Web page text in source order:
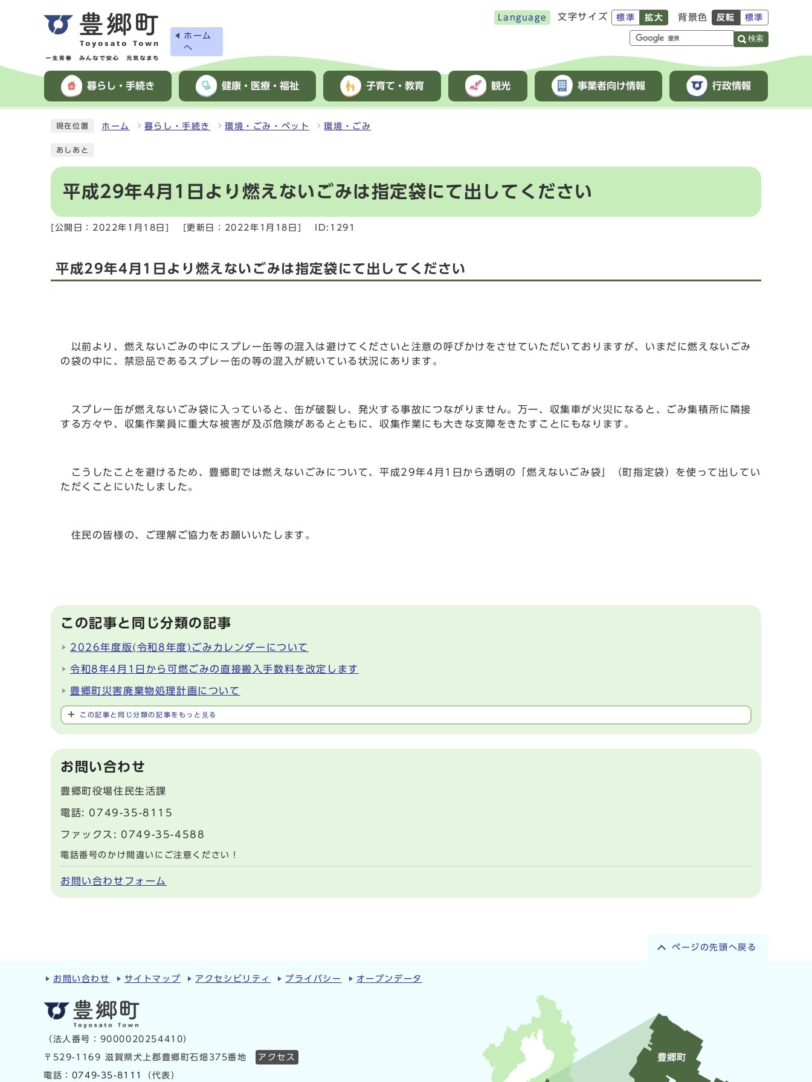
ホーム
へ
Language 文字サイズ 標準 拡大 背景色 反転 標準
検索
暮らし・手続き 健康・医療・福祉 子育て・教育 観光 事業者向け情報 行政情報
現在位置 ホーム 暮らし・手続き 環境・ごみ・ペット 環境・ごみ
あしあと
平成29年4月1日より燃えないごみは指定袋にて出してください
[公開日：2022年1月18日] [更新日：2022年1月18日] ID:1291
平成29年4月1日より燃えないごみは指定袋にて出してください
以前より、燃えないごみの中にスプレー缶等の混入は避けてくださいと注意の呼びかけをさせていただいておりますが、いまだに燃えないごみ
の袋の中に、禁忌品であるスプレー缶の等の混入が続いている状況にあります。
スプレー缶が燃えないごみ袋に入っていると、缶が破裂し、発火する事故につながりません。万一、収集車が火災になると、ごみ集積所に隣接
する方々や、収集作業員に重大な被害が及ぶ危険があるとともに、収集作業にも大きな支障をきたすことにもなります。
こうしたことを避けるため、豊郷町では燃えないごみについて、平成29年4月1日から透明の「燃えないごみ袋」（町指定袋）を使って出してい
ただくことにいたしました。
住民の皆様の、ご理解ご協力をお願いいたします。
この記事と同じ分類の記事
2026年度版(令和8年度)ごみカレンダーについて
令和8年4月1日から可燃ごみの直接搬入手数料を改定します
豊郷町災害廃棄物処理計画について
この記事と同じ分類の記事をもっと見る
お問い合わせ
豊郷町役場住民生活課
電話: 0749-35-8115
ファックス: 0749-35-4588
電話番号のかけ間違いにご注意ください！
お問い合わせフォーム
ページの先頭へ戻る
お問い合わせ サイトマップ アクセシビリティ プライバシー オープンデータ
（法人番号：9000020254410）
〒529-1169 滋賀県犬上郡豊郷町石畑375番地 アクセス
電話： 0749-35-8111 （代表）